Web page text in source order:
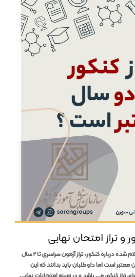
و تراز امتحان نهایی
طبق اخبار اعلام شده درباره کنکور، تراز آزمون سراسری تا ۲ سال
معتبر است اما داوطلبان باید بدانند که این